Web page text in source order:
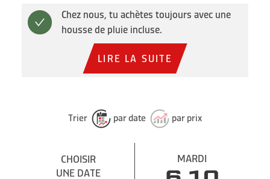
Chez nous, tu achètes toujours avec une
housse de pluie incluse.
LIRE LA SUITE
Trier par date par prix
CHOISIR
UNE DATE
MARDI